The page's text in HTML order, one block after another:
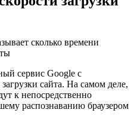
сколько времени
сервис Google с
сайта. На самом деле,
к непосредственно
распознаванию браузером